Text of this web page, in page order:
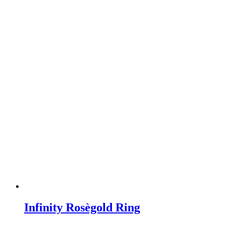
Infinity Rosègold Ring